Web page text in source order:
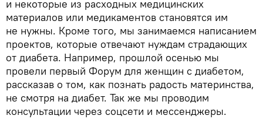
и некоторые из расходных медицинских
материалов или медикаментов становятся им
не нужны. Кроме того, мы занимаемся написанием
проектов, которые отвечают нуждам страдающих
от диабета. Например, прошлой осенью мы
провели первый Форум для женщин с диабетом,
рассказав о том, как познать радость материнства,
не смотря на диабет. Так же мы проводим
консультации через соцсети и мессенджеры.